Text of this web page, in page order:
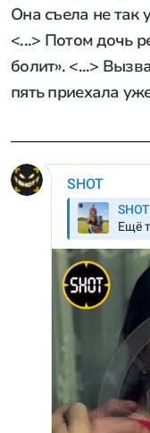
Она съела не так
<...> Потом дочь
болит». <...>
пять приехала